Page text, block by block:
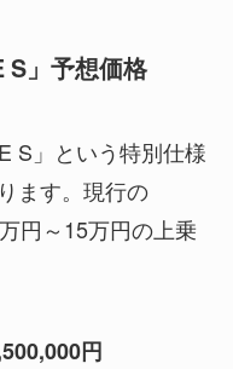
S」予想価格
S」という特別仕様
ます。現行の
円～15万円の上乗
円